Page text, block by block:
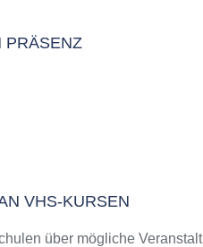
PRÄSENZ
VHS-KURSEN
über mögliche